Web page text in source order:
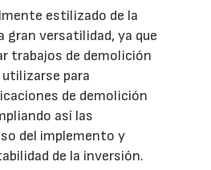
estilizado de la
gran versatilidad, ya que
trabajos de demolición
utilizarse para
de demolición
así las
del implemento y
de la inversión.